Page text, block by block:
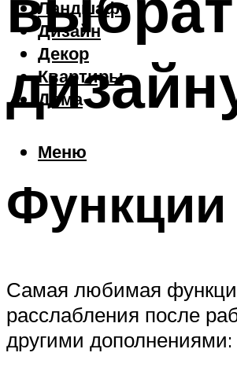
Ландшафт
Дизайн
Декор
Квартиры
Дома
Меню
Самая любимая
расслабления после
другими дополнениями: